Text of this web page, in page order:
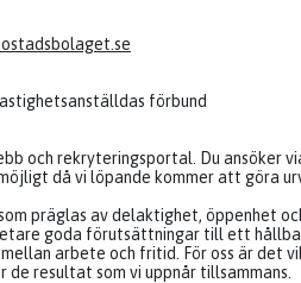
förbund
och rekryteringsportal. Du ansöker
då vi löpande kommer att göra
präglas av delaktighet, öppenhet
goda förutsättningar till ett
arbete och fritid. För oss är det
resultat som vi uppnår tillsammans.